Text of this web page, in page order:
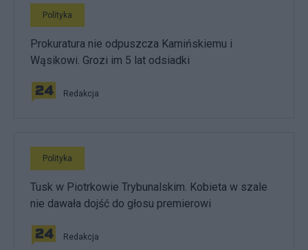
Polityka
Prokuratura nie odpuszcza Kamińskiemu i
Wąsikowi. Grozi im 5 lat odsiadki
Redakcja
Polityka
Tusk w Piotrkowie Trybunalskim. Kobieta w szale
nie dawała dojść do głosu premierowi
Redakcja